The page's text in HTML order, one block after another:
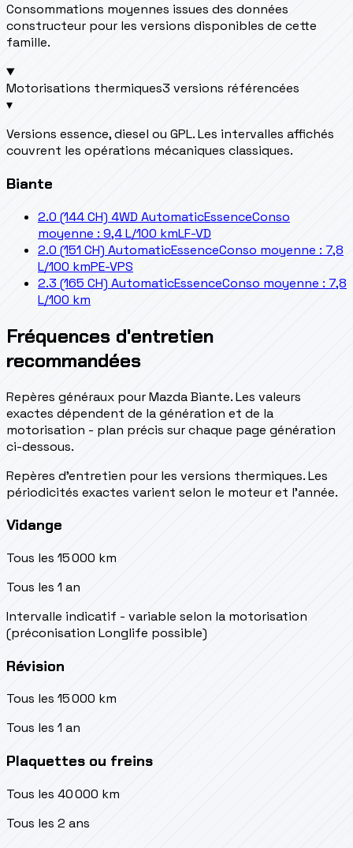
Consommations moyennes issues des données
constructeur pour les versions disponibles de cette
famille.
Motorisations thermiques3 versions référencées
▾
Versions essence, diesel ou GPL. Les intervalles affichés
couvrent les opérations mécaniques classiques.
Biante
2.0 (144 CH) 4WD AutomaticEssenceConso
moyenne : 9,4 L/100 kmLF-VD
2.0 (151 CH) AutomaticEssenceConso moyenne : 7,8
L/100 kmPE-VPS
2.3 (165 CH) AutomaticEssenceConso moyenne : 7,8
L/100 km
Fréquences d'entretien
recommandées
Repères généraux pour Mazda Biante. Les valeurs
exactes dépendent de la génération et de la
motorisation - plan précis sur chaque page génération
ci-dessous.
Repères d’entretien pour les versions thermiques. Les
périodicités exactes varient selon le moteur et l’année.
Vidange
Tous les 15 000 km
Tous les 1 an
Intervalle indicatif - variable selon la motorisation
(préconisation Longlife possible)
Révision
Tous les 15 000 km
Tous les 1 an
Plaquettes ou freins
Tous les 40 000 km
Tous les 2 ans